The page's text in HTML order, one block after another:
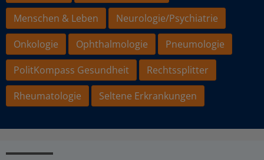
Menschen & Leben
Neurologie/Psychiatrie
Onkologie
Ophthalmologie
Pneumologie
PolitKompass Gesundheit
Rechtssplitter
Rheumatologie
Seltene Erkrankungen